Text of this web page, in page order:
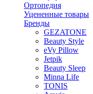
Ортопедия
Уцененные товары
Бренды
GEZATONE
Beauty Style
eVy Pillow
Jetpik
Beauty Sleep
Minna Life
TONIS